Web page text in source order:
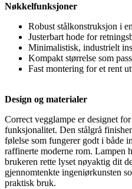
Nøkkelfunksjoner
Robust stålkonstruksjon i
Justerbart hode for
Minimalistisk, industrielt
Kompakt størrelse som
Fast montering for et rent
Design og materialer
Correct vegglampe er designet
funksjonalitet. Den stålgrå
følelse som fungerer godt i både
raffinerte moderne rom. Lampen
brukeren rette lyset nøyaktig dit
gjennomtenkte ingeniørkunsten
praktisk bruk.